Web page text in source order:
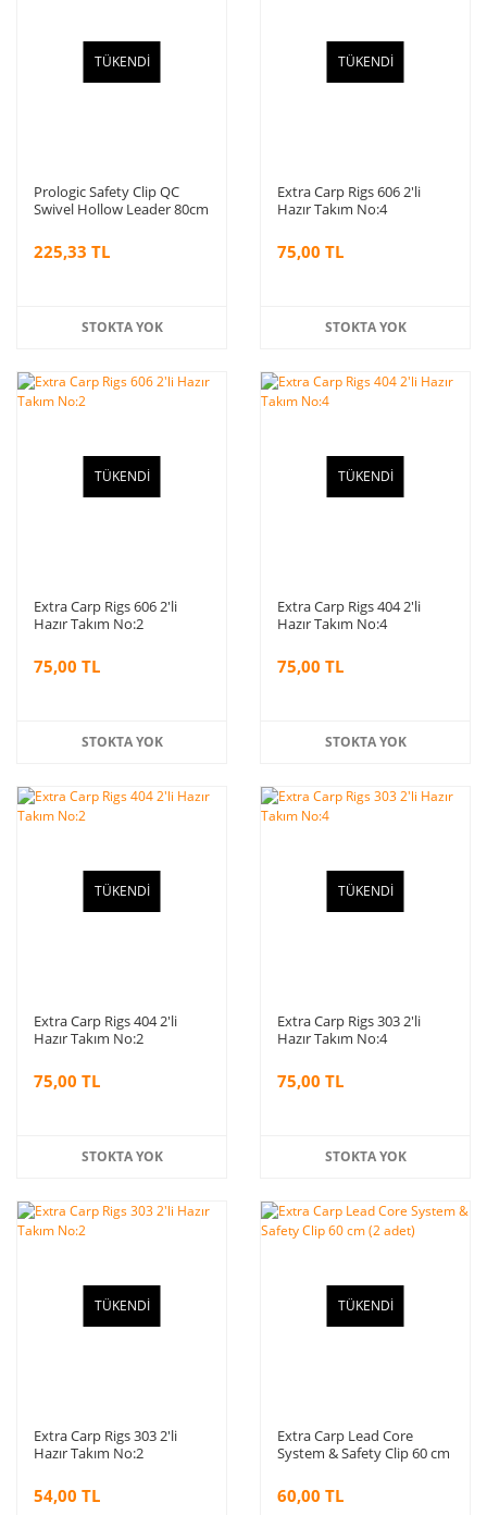
TÜKENDİ
Prologic Safety Clip QC
Swivel Hollow Leader 80cm
225,33 TL
STOKTA YOK
TÜKENDİ
Extra Carp Rigs 606 2'li
Hazır Takım No:4
75,00 TL
STOKTA YOK
TÜKENDİ
Extra Carp Rigs 606 2'li
Hazır Takım No:2
75,00 TL
STOKTA YOK
TÜKENDİ
Extra Carp Rigs 404 2'li
Hazır Takım No:4
75,00 TL
STOKTA YOK
TÜKENDİ
Extra Carp Rigs 404 2'li
Hazır Takım No:2
75,00 TL
STOKTA YOK
TÜKENDİ
Extra Carp Rigs 303 2'li
Hazır Takım No:4
75,00 TL
STOKTA YOK
TÜKENDİ
Extra Carp Rigs 303 2'li
Hazır Takım No:2
54,00 TL
TÜKENDİ
Extra Carp Lead Core
System & Safety Clip 60 cm
60,00 TL